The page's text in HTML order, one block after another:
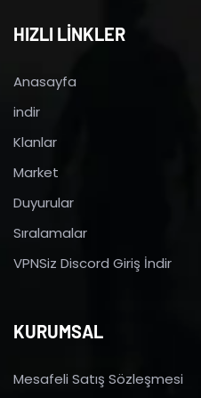
HIZLI LİNKLER
Anasayfa
indir
Klanlar
Market
Duyurular
Sıralamalar
VPNSiz Discord Giriş İndir
KURUMSAL
Mesafeli Satış Sözleşmesi